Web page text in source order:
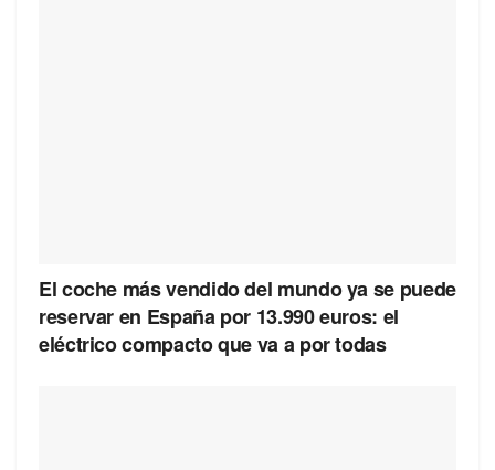
El coche más vendido del mundo ya se puede
reservar en España por 13.990 euros: el
eléctrico compacto que va a por todas